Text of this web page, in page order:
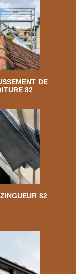
DE
82
82